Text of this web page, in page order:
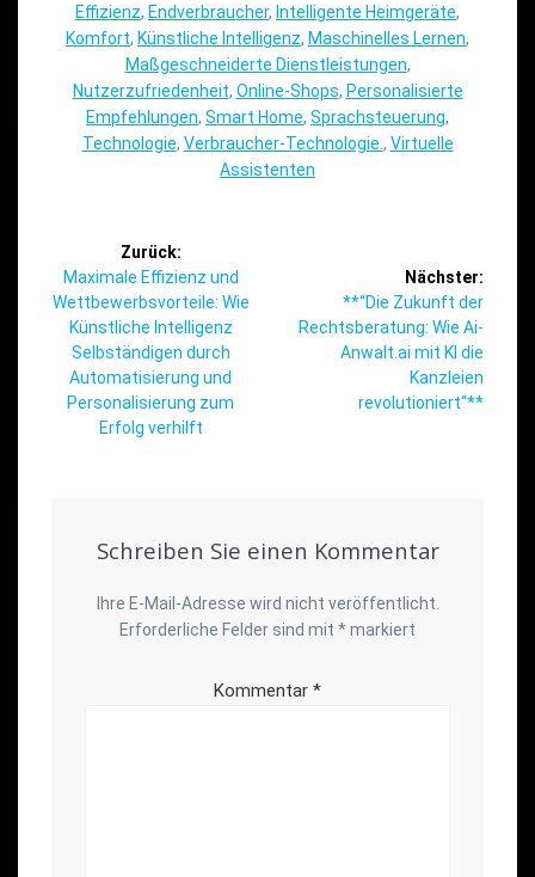
Effizienz, Endverbraucher, Intelligente Heimgeräte,
Komfort, Künstliche Intelligenz, Maschinelles Lernen,
Maßgeschneiderte Dienstleistungen,
Nutzerzufriedenheit, Online-Shops, Personalisierte
Empfehlungen, Smart Home, Sprachsteuerung,
Technologie, Verbraucher-Technologie. , Virtuelle
Assistenten
Beitragsnavigation
Zurück:
Vorheriger
Beitrag:
Maximale Effizienz und
Wettbewerbsvorteile: Wie
Künstliche Intelligenz
Selbständigen durch
Automatisierung und
Personalisierung zum
Erfolg verhilft
Nächster:
Nächster
Beitrag:
**“Die Zukunft der
Rechtsberatung: Wie Ai-
Anwalt.ai mit KI die
Kanzleien
revolutioniert“**
Schreiben Sie einen Kommentar
Ihre E-Mail-Adresse wird nicht veröffentlicht.
Erforderliche Felder sind mit *markiert
Kommentar *